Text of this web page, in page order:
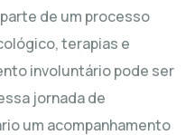
de um processo
terapias e
involuntário pode ser
jornada de
um acompanhamento